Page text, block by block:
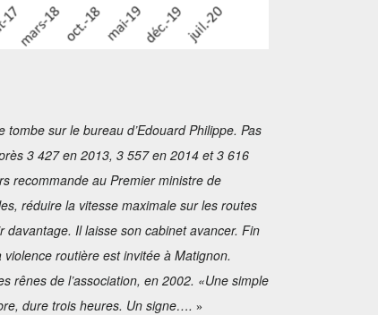
sur le bureau d’Edouard Philippe. Pas
3 427 en 2013, 3 557 en 2014 et 3 616
recommande au Premier ministre de
réduire la vitesse maximale sur les routes
Il laisse son cabinet avancer. Fin
routière est invitée à Matignon.
rênes de l’association, en 2002. «Une simple
dure trois heures. Un signe…. »